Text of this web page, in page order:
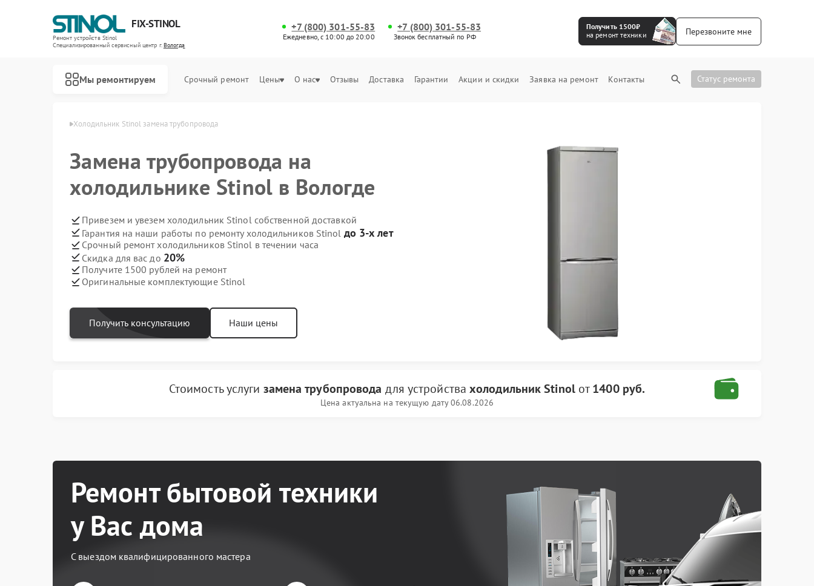
FIX-STINOL
Ремонт устройств Stinol
Специализированный cервисный центр г.Вологда
+7 (800) 301-55-83
Ежедневно, с 10:00 до 20:00
+7 (800) 301-55-83
Звонок бесплатный по РФ
Получить 1500₽
на ремонт техники
Перезвоните мне
Мы ремонтируем Срочный ремонт Цены О нас Отзывы Доставка Гарантии Акции и скидки Заявка на ремонт Контакты Статус ремонта
Stinol в Вологде Холодильник Stinol замена трубопровода
Замена трубопровода на
холодильнике Stinol в Вологде
Привезем и увезем холодильник Stinol собственной доставкой
Гарантия на наши работы по ремонту холодильников Stinol до 3-х лет
Срочный ремонт холодильников Stinol в течении часа
Скидка для вас до 20%
Получите 1500 рублей на ремонт
Оригинальные комплектующие Stinol
Получить консультацию Наши цены
Стоимость услуги замена трубопровода для устройствахолодильник Stinolот1400 руб.
Цена актуальна на текущую дату 06.08.2026
Ремонт бытовой техники
у Вас дома
С выездом квалифицированного мастера